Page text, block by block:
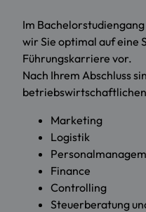
Im
wir Sie optimal auf eine
Führungskarriere vor.
Nach Ihrem Abschluss
Marketing
Logistik
Finance
Controlling
Steuerberatung